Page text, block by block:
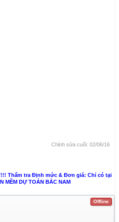
Chỉnh sửa cuối: 02/06/16
Thẩm tra Định mức & Đơn giá: Chỉ có tại
MỀM DỰ TOÁN BẮC NAM
Offline